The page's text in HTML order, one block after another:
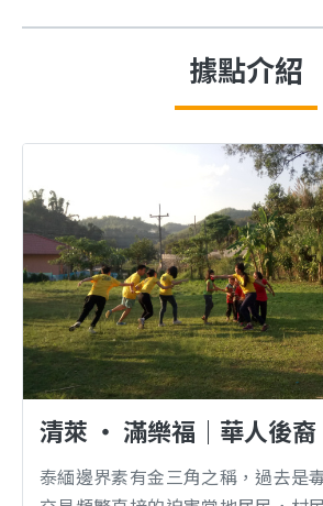
據點介紹
清萊 ‧ 滿樂福｜華人後裔
泰緬邊界素有金三角之稱，過去是